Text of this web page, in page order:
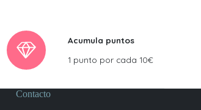
Acumula puntos
1 punto por cada 10€
Contacto